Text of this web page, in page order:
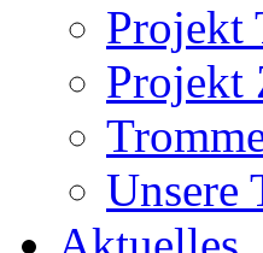
Projekt
Projekt
Unsere